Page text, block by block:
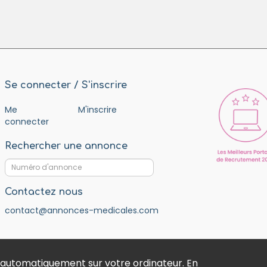
Se connecter / S'inscrire
Me
connecter
M'inscrire
Rechercher une annonce
Contactez nous
contact@annonces-medicales.com
sur votre ordinateur. En